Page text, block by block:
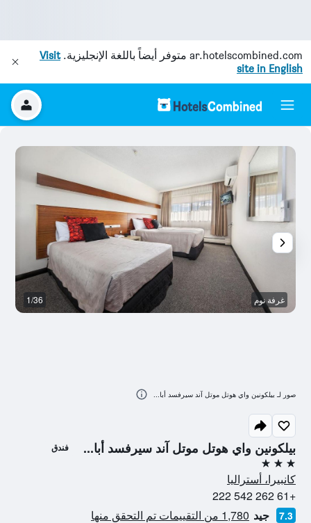
ar.hotelscombined.com متوفر أيضاً باللغة الإنجليزية.Visit
site in English
بيلكونين واي هوتل موتل آند سيرفسد أبا... فندق
3 نجوم
كانبيرا، أستراليا
+61 262 542 222
7.3 جيد 1,780 من التقييمات تم التحقق منها
غرفة نوم 1/36
صور لـ بيلكونين واي هوتل موتل آند سيرفسد أبا...